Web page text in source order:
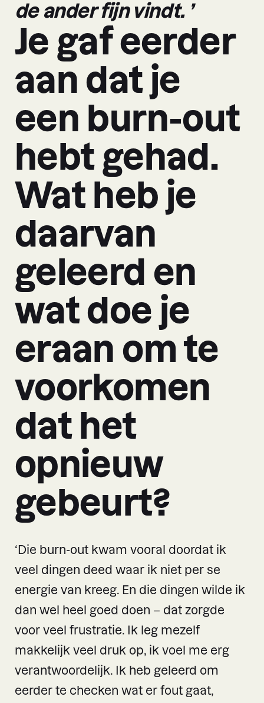
de ander fijn vindt. ’
Je gaf eerder
aan dat je
een burn-out
hebt gehad.
Wat heb je
daarvan
geleerd en
wat doe je
eraan om te
voorkomen
dat het
opnieuw
gebeurt?
‘Die burn-out kwam vooral doordat ik
veel dingen deed waar ik niet per se
energie van kreeg. En die dingen wilde ik
dan wel heel goed doen – dat zorgde
voor veel frustratie. Ik leg mezelf
makkelijk veel druk op, ik voel me erg
verantwoordelijk. Ik heb geleerd om
eerder te checken wat er fout gaat,